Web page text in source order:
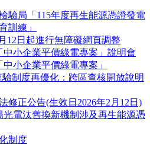
驗局「115年度再生能源憑證發電
訓練」
12日起進行無障礙網頁調整
中小企業平價綠電專案」說明會
小企業平價綠電專案」
驗制度再優化：跨區查核開放說明
修正公告(生效日2026年2月12日)
光電汰舊換新機制涉及再生能源憑
制度